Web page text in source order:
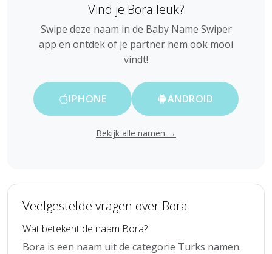
Vind je Bora leuk?
Swipe deze naam in de Baby Name Swiper
app en ontdek of je partner hem ook mooi
vindt!
IPHONE ANDROID
Bekijk alle namen →
Veelgestelde vragen over Bora
Wat betekent de naam Bora?
Bora is een naam uit de categorie Turks namen.